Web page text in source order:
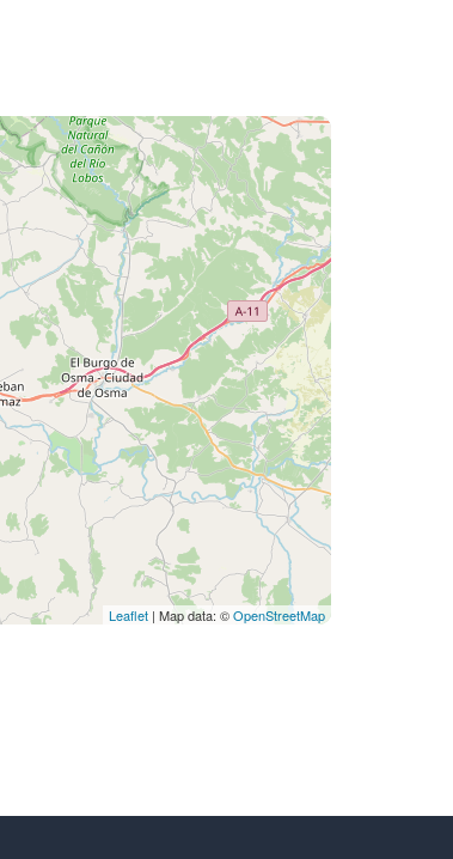
Leaflet | Map data: ©OpenStreetMap